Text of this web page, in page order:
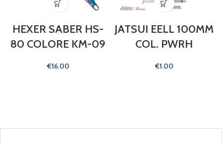
HEXER SABER HS-
80 COLORE KM-09
€
JATSUI EELL 100MM
COL. PWRH
€